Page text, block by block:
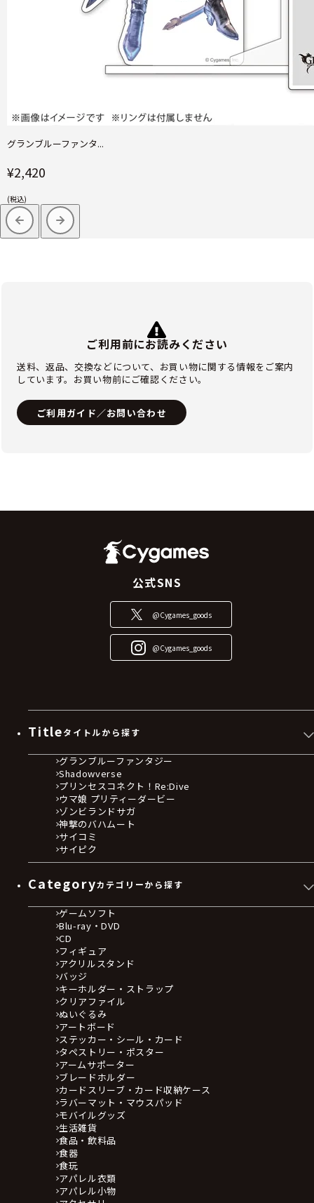
グランブルーファンタ...
¥2,420
(税込)
ご利用前にお読みください
送料、返品、交換などについて、お買い物に関する情報をご案内
しています。お買い物前にご確認ください。
ご利用ガイド／お問い合わせ
公式SNS
@Cygames_goods
@Cygames_goods
Titleタイトルから探す
グランブルーファンタジー
Shadowverse
プリンセスコネクト！Re:Dive
ウマ娘 プリティーダービー
ゾンビランドサガ
神撃のバハムート
サイコミ
サイピク
Categoryカテゴリーから探す
ゲームソフト
Blu-ray・DVD
CD
フィギュア
アクリルスタンド
バッジ
キーホルダー・ストラップ
クリアファイル
ぬいぐるみ
アートボード
ステッカー・シール・カード
タペストリー・ポスター
アームサポーター
ブレードホルダー
カードスリーブ・カード収納ケース
ラバーマット・マウスパッド
モバイルグッズ
生活雑貨
食品・飲料品
食器
食玩
アパレル衣類
アパレル小物